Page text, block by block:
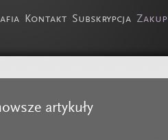
Kontakt Subskrypcja Zakup
artykuły